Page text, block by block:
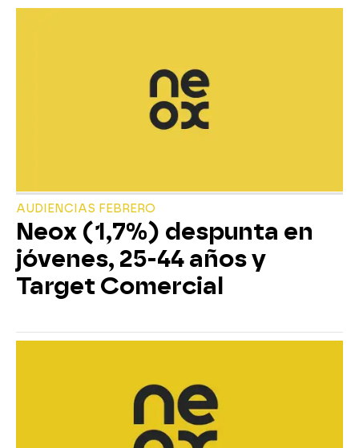
AUDIENCIAS FEBRERO
Neox (1,7%) despunta en
jóvenes, 25-44 años y
Target Comercial